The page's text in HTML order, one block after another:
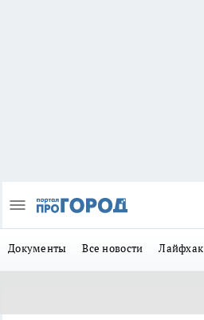
Документы Все новости Лайфхак